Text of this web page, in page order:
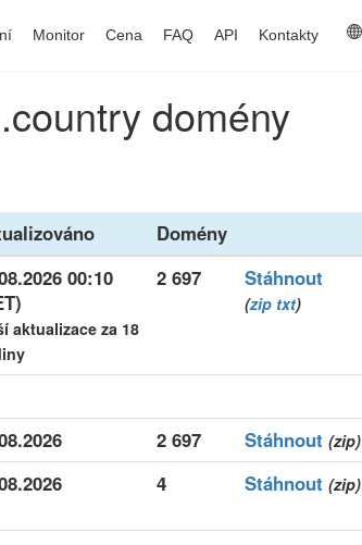
Monitor Cena FAQ API Kontakty
domény
Domény
00:10
aktualizace za 18
2 697 Stáhnout
(zip txt)
2 697 Stáhnout (zip)
4 Stáhnout (zip)